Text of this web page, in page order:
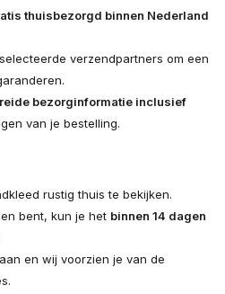
thuisbezorgd binnen Nederland
verzendpartners om een
bezorginformatie inclusief
van je bestelling.
rustig thuis te bekijken.
bent, kun je het binnen 14 dagen
en wij voorzien je van de